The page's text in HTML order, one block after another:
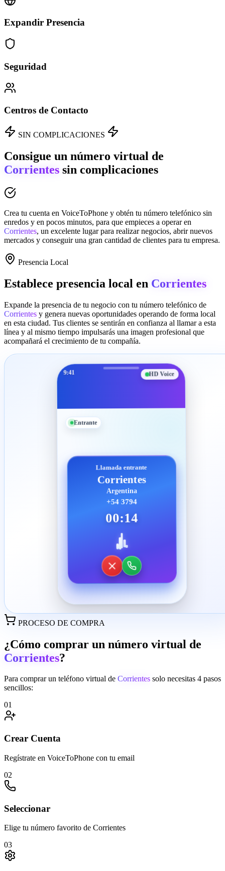
Expandir Presencia
Seguridad
Centros de Contacto
SIN COMPLICACIONES
Consigue un número virtual de
Corrientes sin complicaciones
Crea tu cuenta en VoiceToPhone y obtén tu número telefónico sin
enredos y en pocos minutos, para que empieces a operar en
Corrientes, un excelente lugar para realizar negocios, abrir nuevos
mercados y conseguir una gran cantidad de clientes para tu empresa.
Presencia Local
Establece presencia local en Corrientes
Expande la presencia de tu negocio con tu número telefónico de
Corrientes y genera nuevas oportunidades operando de forma local
en esta ciudad. Tus clientes se sentirán en confianza al llamar a esta
línea y al mismo tiempo impulsarás una imagen profesional que
acompañará el crecimiento de tu compañía.
9:41 HD Voice
Entrante
Llamada entrante
Corrientes
Argentina
+54 3794
00:14
PROCESO DE COMPRA
¿Cómo comprar un número virtual de
Corrientes?
Para comprar un teléfono virtual de Corrientes solo necesitas 4 pasos
sencillos:
01
Crear Cuenta
Regístrate en VoiceToPhone con tu email
02
Seleccionar
Elige tu número favorito de Corrientes
03